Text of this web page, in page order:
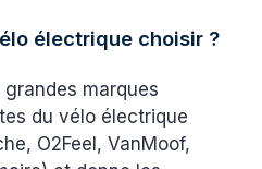
électrique choisir ?
marques
du vélo électrique
O2Feel, VanMoof,